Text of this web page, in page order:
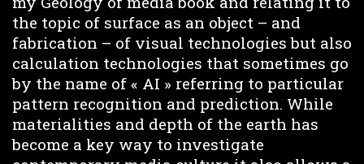
the topic of surface as an object – and
fabrication – of visual technologies but also
calculation technologies that sometimes go
by the name of « AI » referring to particular
pattern recognition and prediction. While
materialities and depth of the earth has
become a key way to investigate